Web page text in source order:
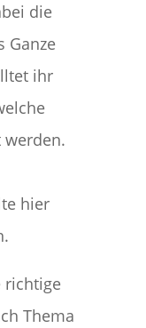
die
Ganze
ihr
hier
richtige
Thema